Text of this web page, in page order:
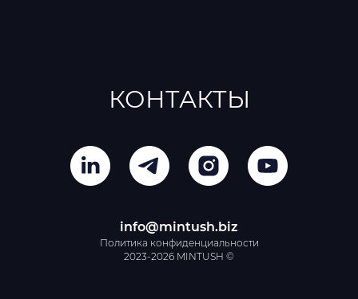
КОНТАКТЫ
info@mintush.biz
Политика конфиденциальности
2023-2026 MINTUSH ©